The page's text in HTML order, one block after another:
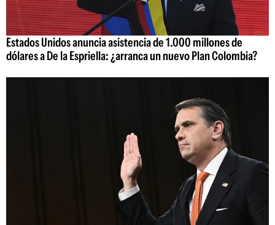
Estados Unidos anuncia asistencia de 1.000 millones de
dólares a De la Espriella: ¿arranca un nuevo Plan Colombia?